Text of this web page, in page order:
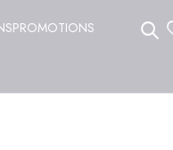
PROMOTIONS